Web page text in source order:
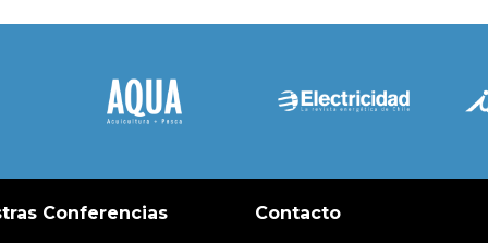
Conferencias Contacto